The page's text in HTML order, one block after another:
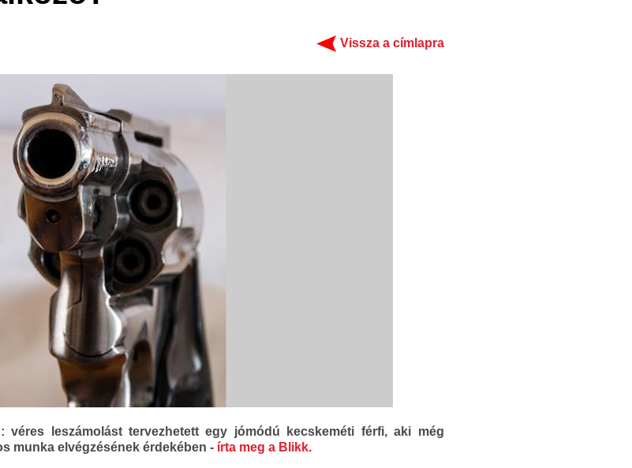
Vissza a címlapra
véres leszámolást tervezhetett egy jómódú kecskeméti férfi, aki még
munka elvégzésének érdekében - írta meg a Blikk.